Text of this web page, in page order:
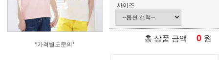
*가격별도문의*
사이즈
총 상품 금액 0 원